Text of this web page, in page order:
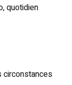
quotidien
circonstances